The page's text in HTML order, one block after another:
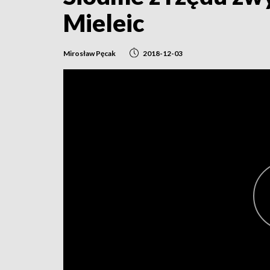
Mieleic
Mirosław Pęcak 2018-12-03